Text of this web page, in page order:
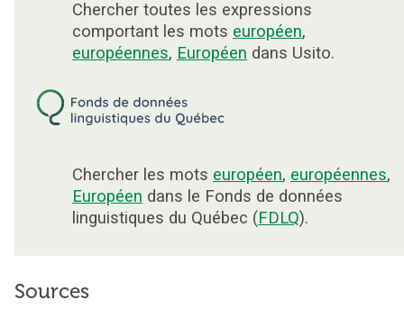
Chercher toutes les expressions
comportant les mots européen,
européennes, Européen dans Usito.
Chercher les mots européen, européennes,
Européen dans le Fonds de données
linguistiques du Québec (FDLQ).
Sources